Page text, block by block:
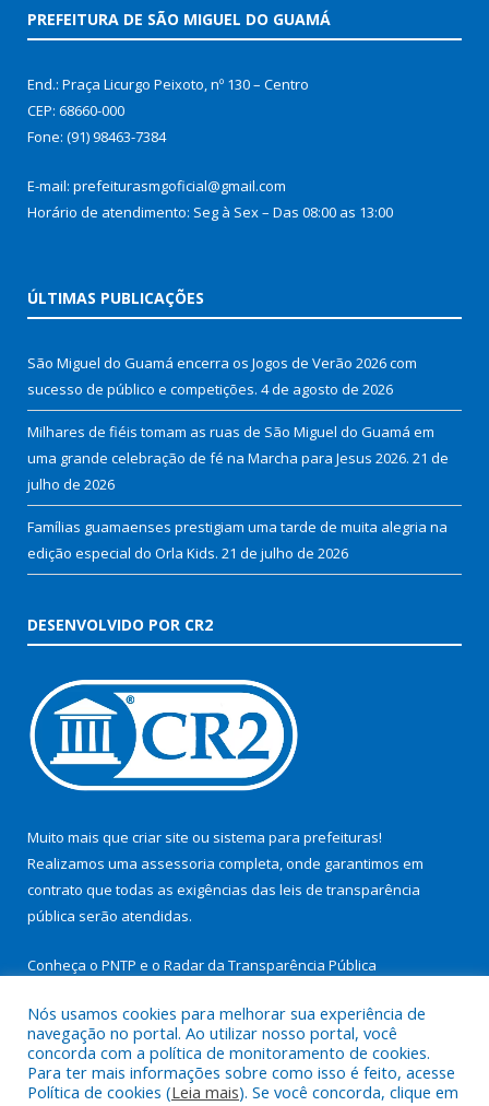
PREFEITURA DE SÃO MIGUEL DO GUAMÁ
End.: Praça Licurgo Peixoto, nº 130 – Centro
CEP: 68660-000
Fone: (91) 98463-7384
E-mail: prefeiturasmgoficial@gmail.com
Horário de atendimento: Seg à Sex – Das 08:00 as 13:00
ÚLTIMAS PUBLICAÇÕES
São Miguel do Guamá encerra os Jogos de Verão 2026 com
sucesso de público e competições. 4 de agosto de 2026
Milhares de fiéis tomam as ruas de São Miguel do Guamá em
uma grande celebração de fé na Marcha para Jesus 2026. 21 de
julho de 2026
Famílias guamaenses prestigiam uma tarde de muita alegria na
edição especial do Orla Kids. 21 de julho de 2026
DESENVOLVIDO POR CR2
Muito mais que criar site ou sistema para prefeituras!
Realizamos uma assessoria completa, onde garantimos em
contrato que todas as exigências das leis de transparência
pública serão atendidas.
Conheça o PNTP e o Radar da Transparência Pública
Todos os direitos reservados a Prefeitura Municipal de São
Miguel do Guamá.
Nós usamos cookies para melhorar sua experiência de
navegação no portal. Ao utilizar nosso portal, você
concorda com a política de monitoramento de cookies.
Para ter mais informações sobre como isso é feito, acesse
Política de cookies (Leia mais). Se você concorda, clique em